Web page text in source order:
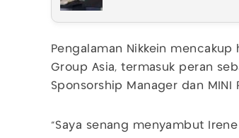
Pengalaman Nikkein
Group Asia, termasuk peran
Sponsorship Manager dan MINI
"Saya senang menyambut